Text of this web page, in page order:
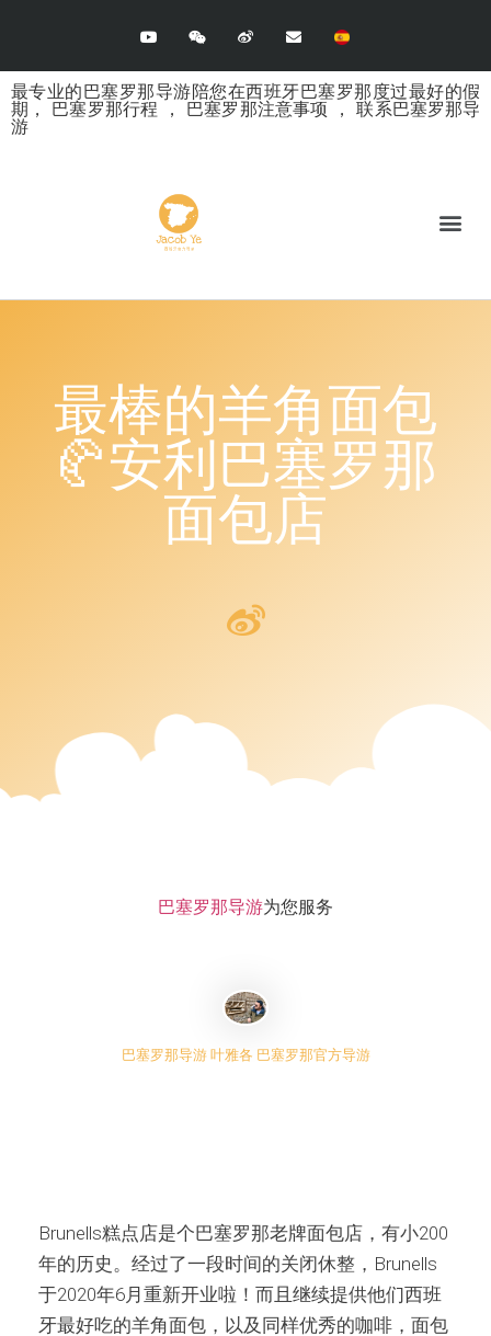
最专业的巴塞罗那导游陪您在西班牙巴塞罗那度过最好的假
期， 巴塞罗那行程 ， 巴塞罗那注意事项 ，联系巴塞罗那导
游
最棒的羊角面包
🥐安利巴塞罗那
面包店
巴塞罗那导游为您服务
巴塞罗那导游 叶雅各 巴塞罗那官方导游
Brunells糕点店是个巴塞罗那老牌面包店，有小200
年的历史。经过了一段时间的关闭休整，Brunells
于2020年6月重新开业啦！而且继续提供他们西班
牙最好吃的羊角面包，以及同样优秀的咖啡，面包